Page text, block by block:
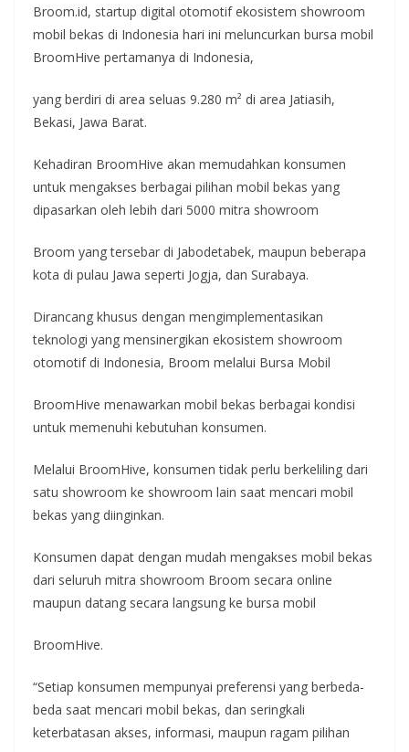
Broom.id, startup digital otomotif ekosistem showroom
mobil bekas di Indonesia hari ini meluncurkan bursa mobil
BroomHive pertamanya di Indonesia,
yang berdiri di area seluas 9.280 m² di area Jatiasih,
Bekasi, Jawa Barat.
Kehadiran BroomHive akan memudahkan konsumen
untuk mengakses berbagai pilihan mobil bekas yang
dipasarkan oleh lebih dari 5000 mitra showroom
Broom yang tersebar di Jabodetabek, maupun beberapa
kota di pulau Jawa seperti Jogja, dan Surabaya.
Dirancang khusus dengan mengimplementasikan
teknologi yang mensinergikan ekosistem showroom
otomotif di Indonesia, Broom melalui Bursa Mobil
BroomHive menawarkan mobil bekas berbagai kondisi
untuk memenuhi kebutuhan konsumen.
Melalui BroomHive, konsumen tidak perlu berkeliling dari
satu showroom ke showroom lain saat mencari mobil
bekas yang diinginkan.
Konsumen dapat dengan mudah mengakses mobil bekas
dari seluruh mitra showroom Broom secara online
maupun datang secara langsung ke bursa mobil
BroomHive.
“Setiap konsumen mempunyai preferensi yang berbeda-
beda saat mencari mobil bekas, dan seringkali
keterbatasan akses, informasi, maupun ragam pilihan